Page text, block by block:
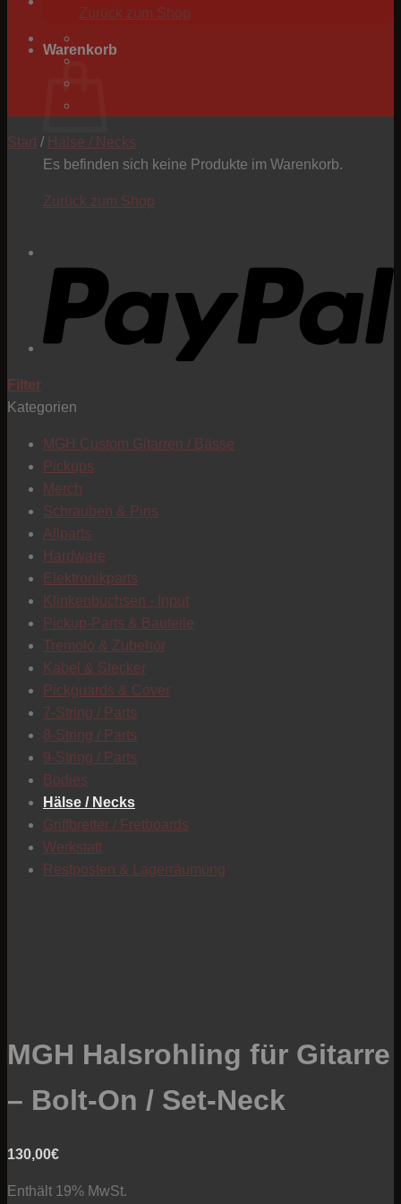
Zurück zum Shop
Warenkorb
Es befinden sich keine Produkte im Warenkorb.
Zurück zum Shop
Start / Hälse / Necks
Filter
Kategorien
MGH Custom Gitarren / Bässe
Pickups
Merch
Schrauben & Pins
Allparts
Hardware
Elektronikparts
Klinkenbuchsen - Input
Pickup-Parts & Bauteile
Tremolo & Zubehör
Kabel & Stecker
Pickguards & Cover
7-String / Parts
8-String / Parts
9-String / Parts
Bodies
Hälse / Necks
Griffbretter / Fretboards
Werkstatt
Restposten & Lagerräumung
MGH Halsrohling für Gitarre
– Bolt-On / Set-Neck
130,00€
Enthält 19% MwSt.